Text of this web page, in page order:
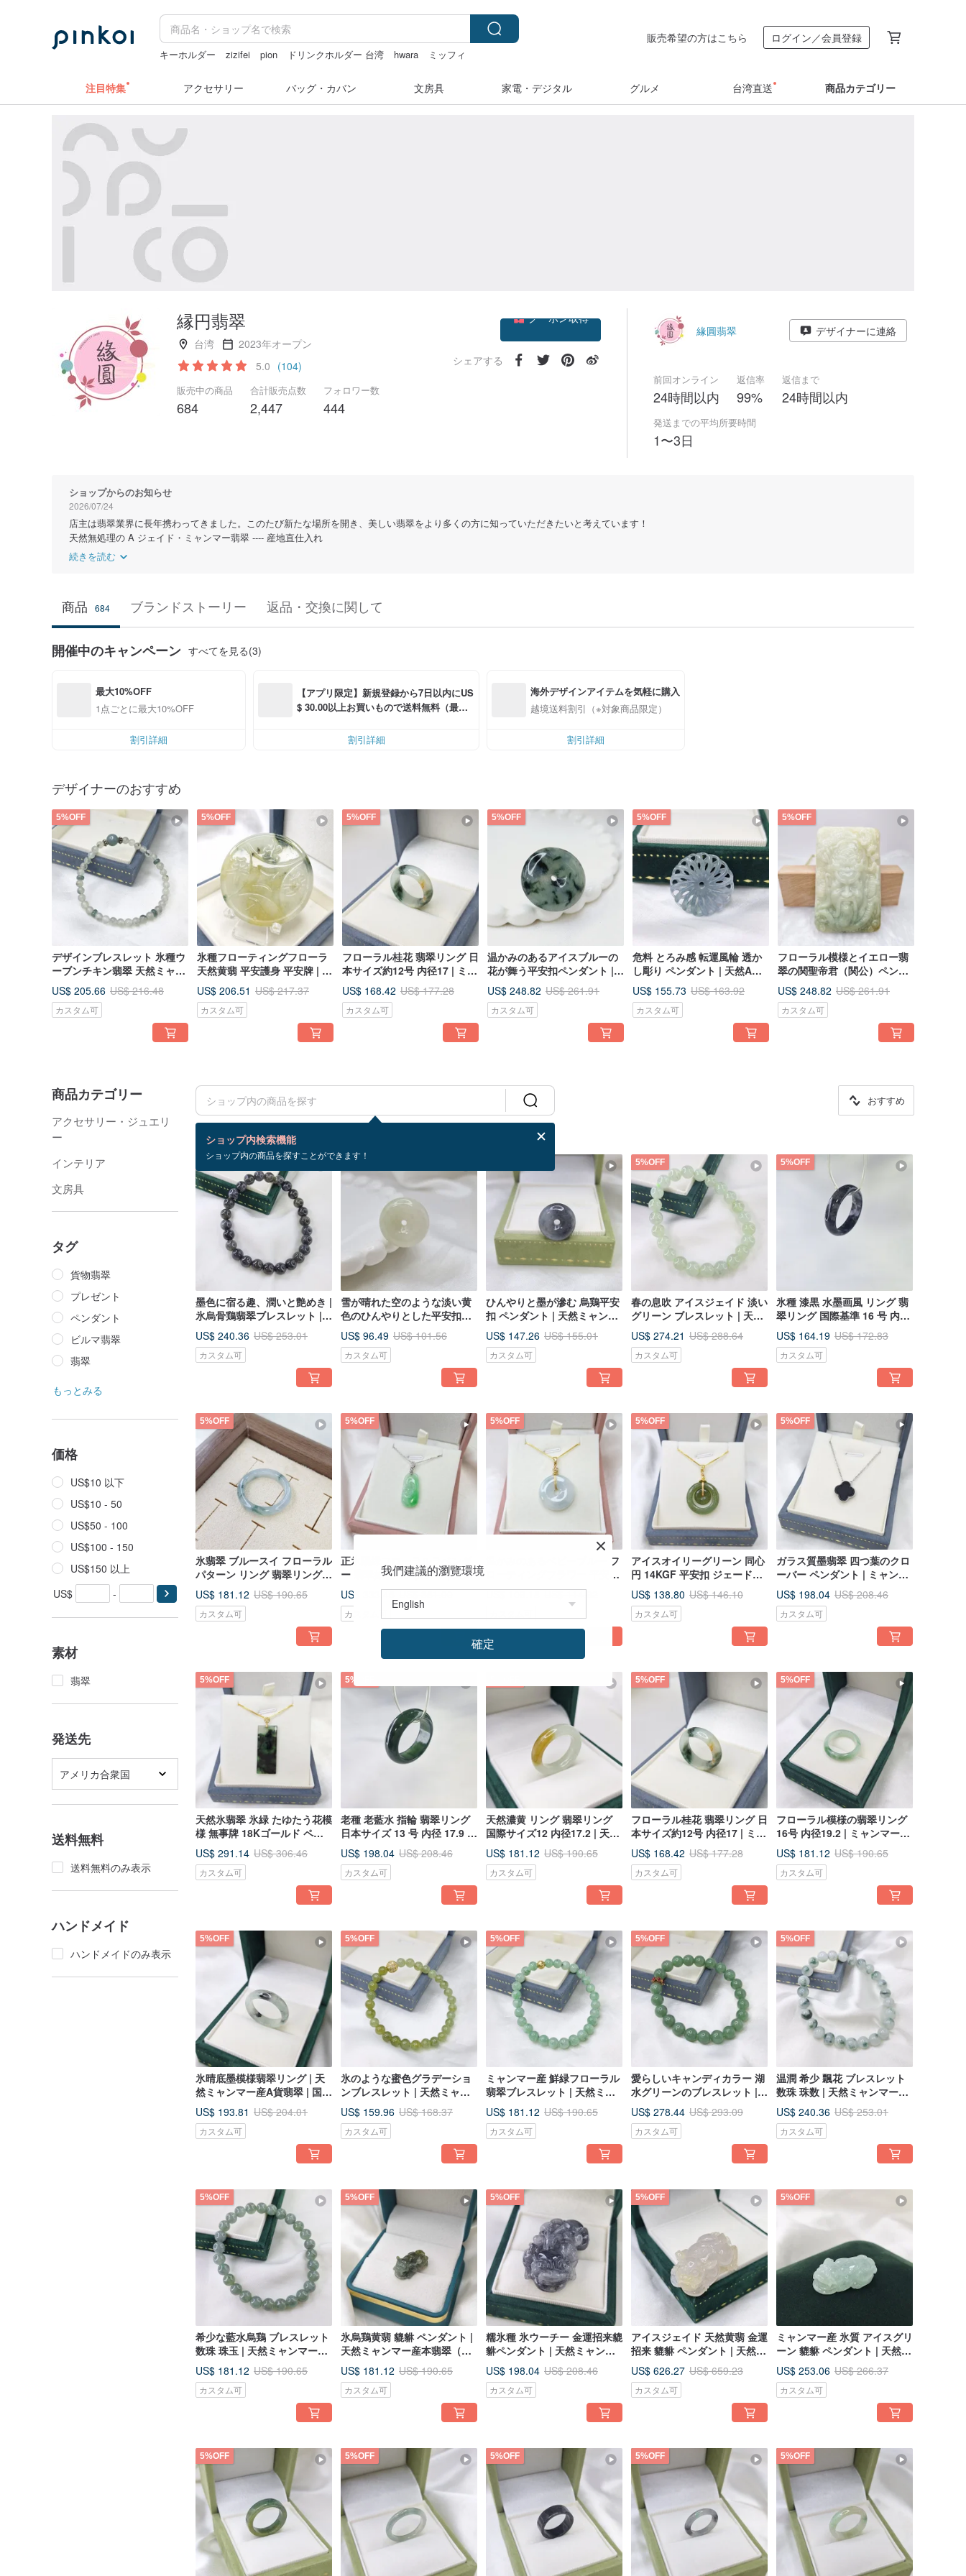
キーホルダー zizifei pion ドリンクホルダー 台湾 hwara
ミッフィ
販売希望の方はこちら ログイン／会員登録
注目特集 アクセサリー バッグ・カバン 文房具 家電・デジタル グルメ 台湾直送 商品カテゴリー
縁円翡翠
台湾
2023年オープン
5.0 (104)
販売中の商品
684
合計販売点数
2,447
フォロワー数
444
シェアする
緣圓翡翠 デザイナーに連絡
前回オンライン
24時間以内
返信率
99%
返信まで
24時間以内
発送までの平均所要時間
1〜3日
ショップからのお知らせ
2026/07/24
店主は翡翠業界に長年携わってきました。このたび新たな場所を開き、美しい翡翠をより多くの方に知っていただきたいと考えています！
天然無処理の A ジェイド・ミャンマー翡翠 ---- 産地直仕入れ
続きを読む
商品 684 ブランドストーリー 返品・交換に関して
開催中のキャンペーン すべてを見る(3)
最大10%OFF
1点ごとに最大10%OFF
割引詳細
【アプリ限定】新規登録から7日以内にUS
$ 30.00以上お買いもので送料無料（最大U
割引詳細
海外デザインアイテムを気軽に購入
越境送料割引（※対象商品限定）
割引詳細
デザイナーのおすすめ
5%OFF
デザインブレスレット 氷種ウ
ーブンチキン翡翠 天然ミャン
マー産本翡翠（A貨）
US$ 205.66 US$ 216.48
カスタム可
5%OFF
氷種フローティングフローラ
天然黄翡 平安護身 平安牌 | 天
然ミャンマー産A貨翡翠
US$ 206.51 US$ 217.37
カスタム可
5%OFF
フローラル桂花 翡翠リング 日
本サイズ約12号 内径17 | ミャ
ンマー産天然A貨翡翠
US$ 168.42 US$ 177.28
カスタム可
5%OFF
温かみのあるアイスブルーの
花が舞う平安扣ペンダント |
天然ミャンマー翡翠A貨
US$ 248.82 US$ 261.91
カスタム可
5%OFF
危料 とろみ感 転運風輪 透か
し彫り ペンダント | 天然A貨
翡翠
US$ 155.73 US$ 163.92
カスタム可
5%OFF
フローラル模様とイエロー翡
翠の関聖帝君（関公）ペンダ
ントトップ | 天然ミャンマー
産A貨翡翠
US$ 248.82 US$ 261.91
カスタム可
商品カテゴリー
アクセサリー・ジュエリ
ー
インテリア
文房具
タグ
貨物翡翠
プレゼント
ペンダント
ビルマ翡翠
翡翠
もっとみる
価格
US$10 以下
US$10 - 50
US$50 - 100
US$100 - 150
US$150 以上
US$
-
素材
翡翠
発送先
アメリカ合衆国
送料無料
送料無料のみ表示
ハンドメイド
ハンドメイドのみ表示
ショップ内検索機能
ショップ内の商品を探すことができます！
おすすめ
検索結果：684 件
5%OFF
墨色に宿る趣、潤いと艶めき |
氷烏骨鶏翡翠ブレスレット |
ミャンマー産天然本翡翠（A
貨）
US$ 240.36 US$ 253.01
カスタム可
5%OFF
雪が晴れた空のような淡い黄
色のひんやりとした平安扣ペ
ンダント | 天然ミャンマー産
A 貨翡翠
US$ 96.49 US$ 101.56
カスタム可
ひんやりと墨が滲む 烏鶏平安
扣 ペンダント | 天然ミャンマ
ー産 A 貨翡翠
US$ 147.26 US$ 155.01
カスタム可
5%OFF
春の息吹 アイスジェイド 淡い
グリーン ブレスレット | 天然
ミャンマー産 A 貨翡翠
US$ 274.21 US$ 288.64
カスタム可
5%OFF
氷種 漆黒 水墨画風 リング 翡
翠リング 国際基準 16 号 内径
19.2 | 天然ミャンマー産 A 貨
翡翠
US$ 164.19 US$ 172.83
カスタム可
5%OFF
氷翡翠 ブルースイ フローラル
パターン リング 翡翠リング
国際標準 16 号 内径 19.1 | ミ
ャンマー産天然本翡翠（A
貨）
US$ 181.12 US$ 190.65
カスタム可
5%OFF
正氷陽緑フローラルラベンダ
ー 翡翠如意ペンダント | 天然
ミャンマー産A貨翡翠
US$ 333.45 US$ 351.00
カスタム可
5%OFF
温かみのあるベビーブルー フ
ローティングフラワー 平安扣
ペンダント | 天然ミャンマー
US$ 109.18 US$ 114.92
5%OFF
アイスオイリーグリーン 同心
円 14KGF 平安扣 ジェードペ
ンダント | 天然ミャンマー産A
貨翡翠
US$ 138.80 US$ 146.10
カスタム可
5%OFF
ガラス質墨翡翠 四つ葉のクロ
ーバー ペンダント | ミャンマ
ー産天然翡翠A貨
US$ 198.04 US$ 208.46
カスタム可
5%OFF
天然氷翡翠 氷緑 たゆたう花模
様 無事牌 18Kゴールド ペン
ダント | ミャンマー産天然本
翡翠（A貨）
US$ 291.14 US$ 306.46
カスタム可
5%OFF
老種 老藍水 指輪 翡翠リング
日本サイズ 13 号 内径 17.9 |
ミャンマー産天然本翡翠（A
貨）
US$ 198.04 US$ 208.46
カスタム可
天然濃黄 リング 翡翠リング
国際サイズ12 内径17.2 | 天然
ミャンマー産A貨翡翠
US$ 181.12 US$ 190.65
カスタム可
5%OFF
フローラル桂花 翡翠リング 日
本サイズ約12号 内径17 | ミャ
ンマー産天然A貨翡翠
US$ 168.42 US$ 177.28
カスタム可
5%OFF
フローラル模様の翡翠リング
16号 内径19.2 | ミャンマー産
天然A貨翡翠
US$ 181.12 US$ 190.65
カスタム可
5%OFF
氷晴底墨模様翡翠リング | 天
然ミャンマー産A貨翡翠 | 国際
規格17号 内径19.6mm
US$ 193.81 US$ 204.01
カスタム可
5%OFF
氷のような蜜色グラデーショ
ンブレスレット | 天然ミャン
マー産本翡翠（A貨）
US$ 159.96 US$ 168.37
カスタム可
5%OFF
ミャンマー産 鮮緑フローラル
翡翠ブレスレット | 天然ミャ
ンマー産A貨翡翠
US$ 181.12 US$ 190.65
カスタム可
5%OFF
愛らしいキャンディカラー 湖
水グリーンのブレスレット |
天然ミャンマー産本翡翠A貨
US$ 278.44 US$ 293.09
カスタム可
5%OFF
温潤 希少 飄花 ブレスレット
数珠 珠数 | 天然ミャンマー産
A貨翡翠（硬玉）
US$ 240.36 US$ 253.01
カスタム可
5%OFF
希少な藍水烏鶏 ブレスレット
数珠 珠玉 | 天然ミャンマー産
A 貨翡翠
US$ 181.12 US$ 190.65
カスタム可
5%OFF
氷烏鶏黄翡 貔貅 ペンダント |
天然ミャンマー産本翡翠（A
貨）
US$ 181.12 US$ 190.65
カスタム可
5%OFF
糯氷種 氷ウーチー 金運招来貔
貅ペンダント | 天然ミャンマ
ー産翡翠 A 貨
US$ 198.04 US$ 208.46
カスタム可
5%OFF
アイスジェイド 天然黄翡 金運
招来 貔貅 ペンダント | 天然ミ
ャンマー産A貨翡翠
US$ 626.27 US$ 659.23
カスタム可
5%OFF
ミャンマー産 氷質 アイスグリ
ーン 貔貅 ペンダント | 天然ミ
ャンマー産A貨翡翠
US$ 253.06 US$ 266.37
カスタム可
5%OFF 5%OFF 5%OFF 5%OFF 5%OFF
我們建議的瀏覽環境
確定